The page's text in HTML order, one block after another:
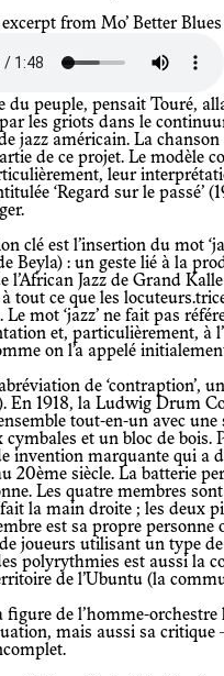
excerpt from Mo’ Better
les griots dans le
jazz américain. La
de ce projet. Le modèle
leur
‘Regard sur le passé’
Beyla) : un geste lié à la
l’African Jazz de Grand
tout ce que les
Le mot ‘jazz’ ne fait pas
et, particulièrement, à
on l’a appelé
En 1918, la Ludwig Drum
tout-en-un avec une
cymbales et un bloc de bois.
invention marquante qui a
20ème siècle. La batterie
Les quatre membres
la main droite ; les deux
est sa propre personne
joueurs utilisant un type
polyrythmies est aussi la
de l’Ubuntu (la
mais aussi sa